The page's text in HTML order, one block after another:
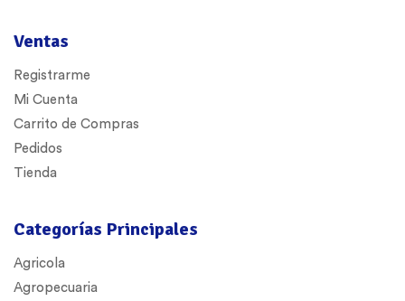
Ventas
Registrarme
Mi Cuenta
Carrito de Compras
Pedidos
Tienda
Categorías Principales
Agricola
Agropecuaria